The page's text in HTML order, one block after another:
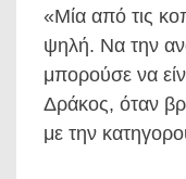
«Μία από τις
ψηλή. Να την
μπορούσε να
Δράκος, όταν
με την